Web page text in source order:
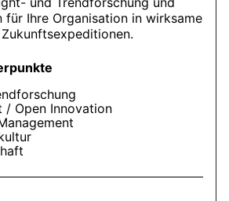
für Ihre Organisation in wirksame
/ Open Innovation